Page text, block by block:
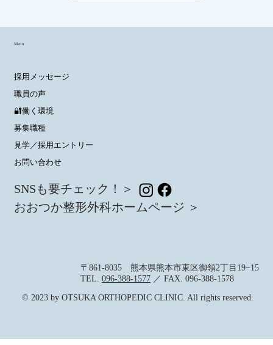
SNSも要チェック！＞
おおつか整形外科ホームページ ＞
採用メッセージ
職員の声
🔐働く環境
募集職種
見学／採用エントリー
お問い合わせ
Menu
© 2023 by OTSUKA ORTHOPEDIC CLINIC. All rights reserved.
〒861-8035 熊本県熊本市東区御領2丁目19−15
TEL.096-388-1577 ／ FAX. 096-388-1578